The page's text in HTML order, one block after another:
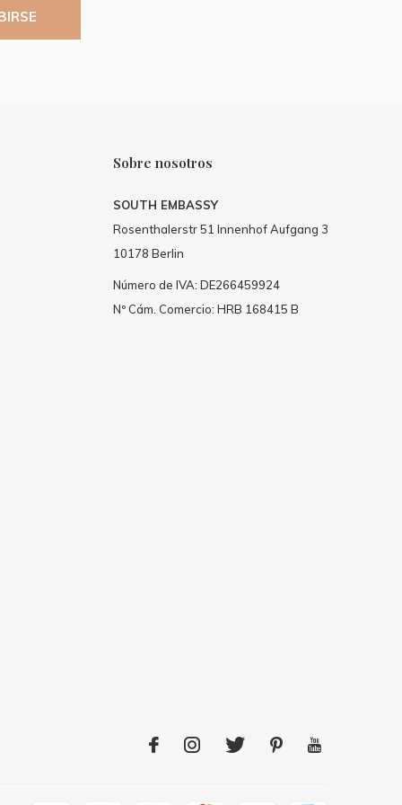
Sobre nosotros
SOUTH EMBASSY
Rosenthalerstr 51 Innenhof Aufgang 3
10178 Berlin
Número de IVA: DE266459924
Nº Cám. Comercio: HRB 168415 B